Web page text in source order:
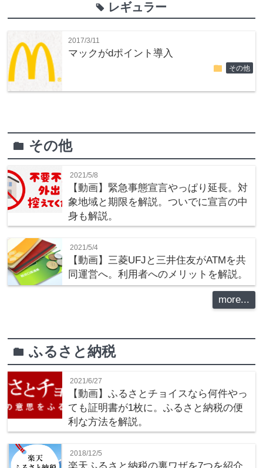
tag レギュラー
2017/3/11
マックがdポイント導入
folder その他
folder その他
2021/5/8
【動画】緊急事態宣言やっぱり延長。対
象地域と期限を解説。ついでに宣言の中
身も解説。
2021/5/4
【動画】三菱UFJと三井住友がATMを共
同運営へ。利用者へのメリットを解説。
more...
folderふるさと納税
2021/6/27
【動画】ふるさとチョイスなら何件やっ
ても証明書が1枚に。ふるさと納税の便
利な方法を解説。
2018/12/5